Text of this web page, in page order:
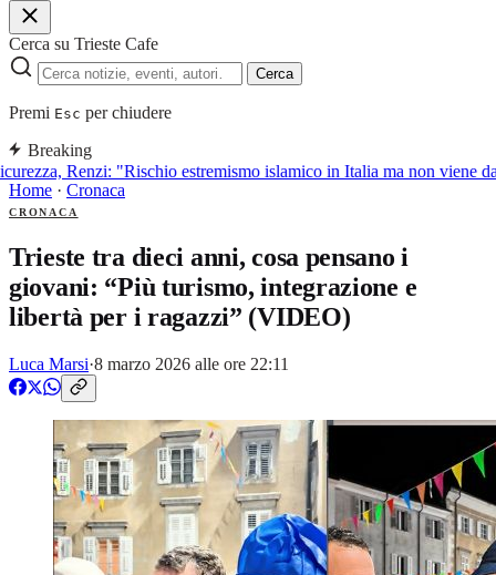
Cerca su Trieste Cafe
Cerca
Premi Esc per chiudere
Breaking
Renzi: "Rischio estremismo islamico in Italia ma non viene
Home · Cronaca
CRONACA
Trieste tra dieci anni, cosa pensano i
giovani: “Più turismo, integrazione e
libertà per i ragazzi” (VIDEO)
Luca Marsi·8 marzo 2026 alle ore 22:11